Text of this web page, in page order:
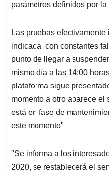
parámetros definidos por la
Las pruebas
indicada con constantes
punto de llegar a
mismo día a las 14:00
plataforma sigue
momento a otro aparece el
está en fase de
este momento"
"Se informa a los
2020, se restablecerá el